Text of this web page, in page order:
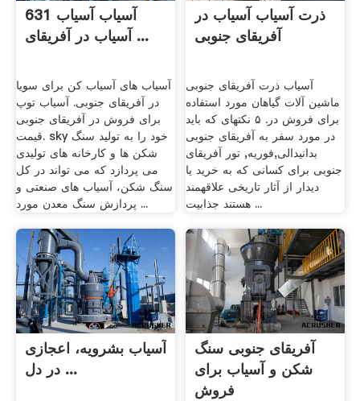
آسیاب آسیاب 631
آسیاب در آفریقای ...
آسیاب های آسیاب کن برای سویا
در آفریقای جنوبی. آسیاب توپ
برای فروش در آفریقای جنوبی
قیمت. sky خود را به تولید سنگ
شکن ها و کارخانه های تولیدی
می پردازد که می تواند در کل
سنگ شکن، آسیاب های صنعتی و
پردازش سنگ معدن مورد ...
ذرت آسیاب آسیاب در
آفریقای جنوبی
آسیاب ذرت آفریقای جنوبی
ماشین آلات گیاهان مورد استفاده
برای فروش در. ۵ نکتهای که باید
در مورد سفر به آفریقای جنوبی
بدانیدالی,فوریه, تور آفریقای
جنوبی برای کسانی که به خرید یا
دیدار از آثار تاریخی علاقهمند
هستند جذابیت ...
آسیاب بشرویه، اعجازی
در دل ...
آفریقای جنوبی سنگ
شکن و آسیاب برای
فروش